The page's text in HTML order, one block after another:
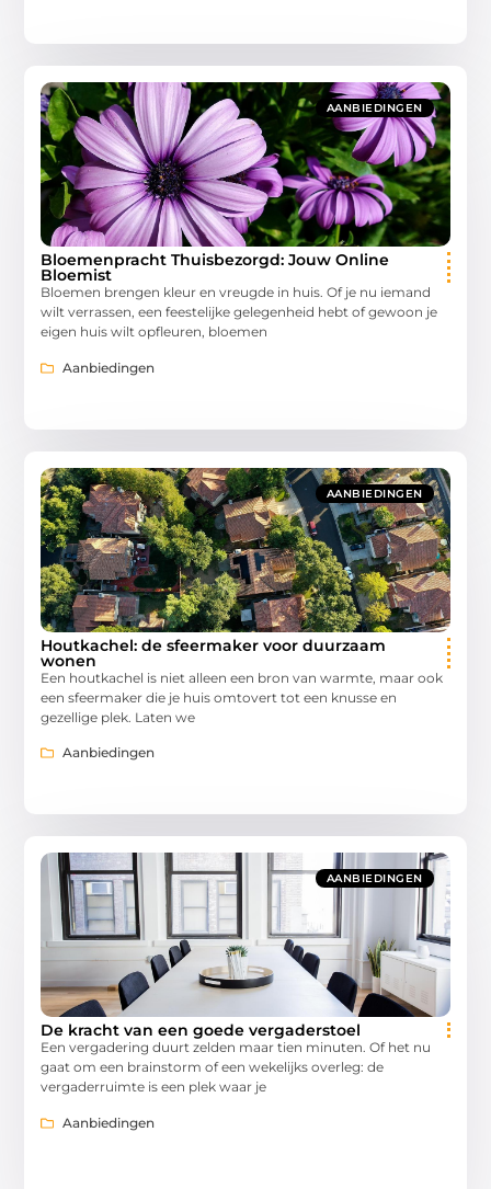
AANBIEDINGEN
Bloemenpracht Thuisbezorgd: Jouw Online
Bloemist
Bloemen brengen kleur en vreugde in huis. Of je nu iemand
wilt verrassen, een feestelijke gelegenheid hebt of gewoon je
eigen huis wilt opfleuren, bloemen
Aanbiedingen
AANBIEDINGEN
Houtkachel: de sfeermaker voor duurzaam
wonen
Een houtkachel is niet alleen een bron van warmte, maar ook
een sfeermaker die je huis omtovert tot een knusse en
gezellige plek. Laten we
Aanbiedingen
AANBIEDINGEN
De kracht van een goede vergaderstoel
Een vergadering duurt zelden maar tien minuten. Of het nu
gaat om een brainstorm of een wekelijks overleg: de
vergaderruimte is een plek waar je
Aanbiedingen